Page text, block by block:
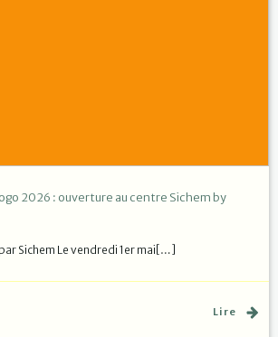
2026 : ouverture au centre Sichem by
Sichem Le vendredi 1er mai[…]
Lire